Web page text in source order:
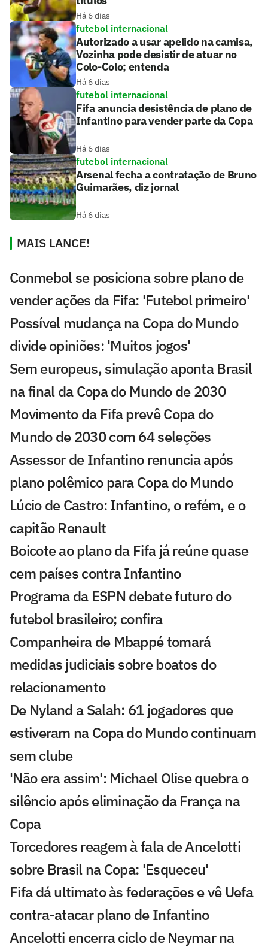
Há 6 dias
futebol internacional
Autorizado a usar apelido na camisa,
Vozinha pode desistir de atuar no
Colo-Colo; entenda
Há 6 dias
futebol internacional
Fifa anuncia desistência de plano de
Infantino para vender parte da Copa
Há 6 dias
futebol internacional
Arsenal fecha a contratação de Bruno
Guimarães, diz jornal
Há 6 dias
MAIS LANCE!
Conmebol se posiciona sobre plano de
vender ações da Fifa: 'Futebol primeiro'
Possível mudança na Copa do Mundo
divide opiniões: 'Muitos jogos'
Sem europeus, simulação aponta Brasil
na final da Copa do Mundo de 2030
Movimento da Fifa prevê Copa do
Mundo de 2030 com 64 seleções
Assessor de Infantino renuncia após
plano polêmico para Copa do Mundo
Lúcio de Castro: Infantino, o refém, e o
capitão Renault
Boicote ao plano da Fifa já reúne quase
cem países contra Infantino
Programa da ESPN debate futuro do
futebol brasileiro; confira
Companheira de Mbappé tomará
medidas judiciais sobre boatos do
relacionamento
De Nyland a Salah: 61 jogadores que
estiveram na Copa do Mundo continuam
sem clube
'Não era assim': Michael Olise quebra o
silêncio após eliminação da França na
Copa
Torcedores reagem à fala de Ancelotti
sobre Brasil na Copa: 'Esqueceu'
Fifa dá ultimato às federações e vê Uefa
contra-atacar plano de Infantino
Ancelotti encerra ciclo de Neymar na